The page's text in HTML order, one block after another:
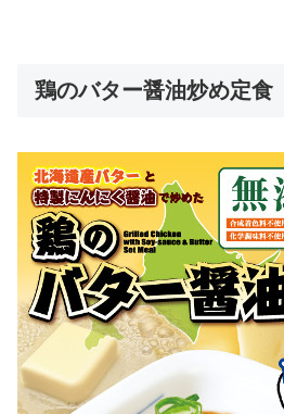
鶏のバター醤油炒め定食